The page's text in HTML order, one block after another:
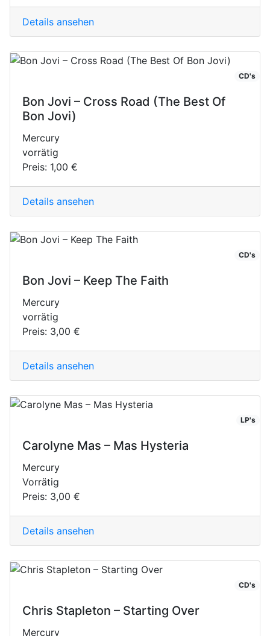
Details ansehen
CD's
Bon Jovi – Cross Road (The Best Of
Bon Jovi)
Mercury
vorrätig
Preis: 1,00 €
Details ansehen
CD's
Bon Jovi – Keep The Faith
Mercury
vorrätig
Preis: 3,00 €
Details ansehen
LP's
Carolyne Mas ‎– Mas Hysteria
Mercury
Vorrätig
Preis: 3,00 €
Details ansehen
CD's
Chris Stapleton – Starting Over
Mercury